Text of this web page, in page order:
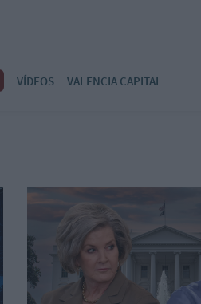
VÍDEOS VALENCIA CAPITAL